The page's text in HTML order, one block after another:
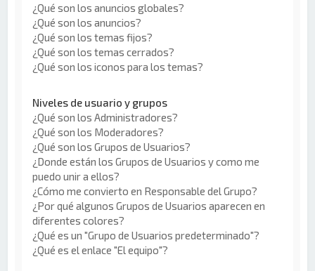
¿Qué son los anuncios globales?
¿Qué son los anuncios?
¿Qué son los temas fijos?
¿Qué son los temas cerrados?
¿Qué son los iconos para los temas?
Niveles de usuario y grupos
¿Qué son los Administradores?
¿Qué son los Moderadores?
¿Qué son los Grupos de Usuarios?
¿Donde están los Grupos de Usuarios y como me
puedo unir a ellos?
¿Cómo me convierto en Responsable del Grupo?
¿Por qué algunos Grupos de Usuarios aparecen en
diferentes colores?
¿Qué es un "Grupo de Usuarios predeterminado"?
¿Qué es el enlace "El equipo"?